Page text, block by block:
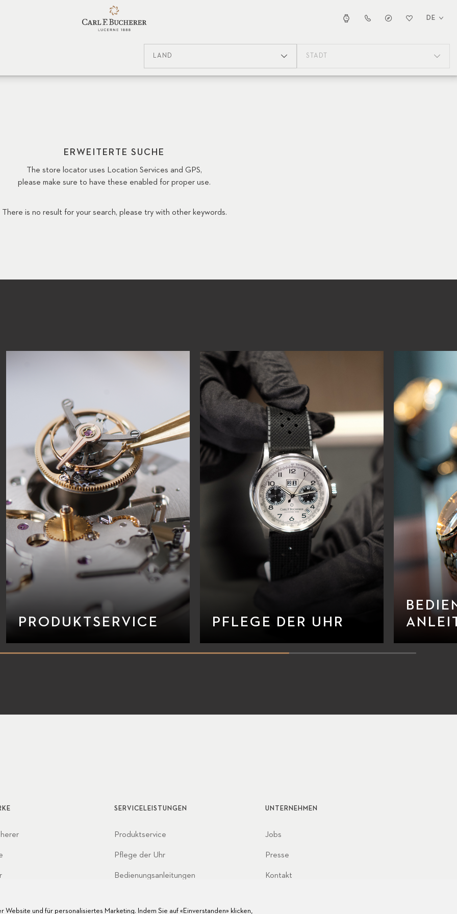
DE
LAND STADT
ERWEITERTE SUCHE
The store locator uses Location Services and GPS,
please make sure to have these enabled for proper use.
There is no result for your search, please try with other keywords.
PRODUKTSERVICE PFLEGE DER UHR
SERVICELEISTUNGEN
Produktservice
Pflege der Uhr
Bedienungsanleitungen
UNTERNEHMEN
Jobs
Presse
Kontakt
und für personalisiertes Marketing. Indem Sie auf «Einverstanden» klicken,